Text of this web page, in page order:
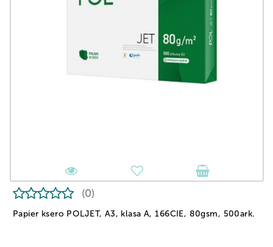
Papier ksero POLJET, A3, klasa A, 166CIE, 80gsm, 500ark.
(0)